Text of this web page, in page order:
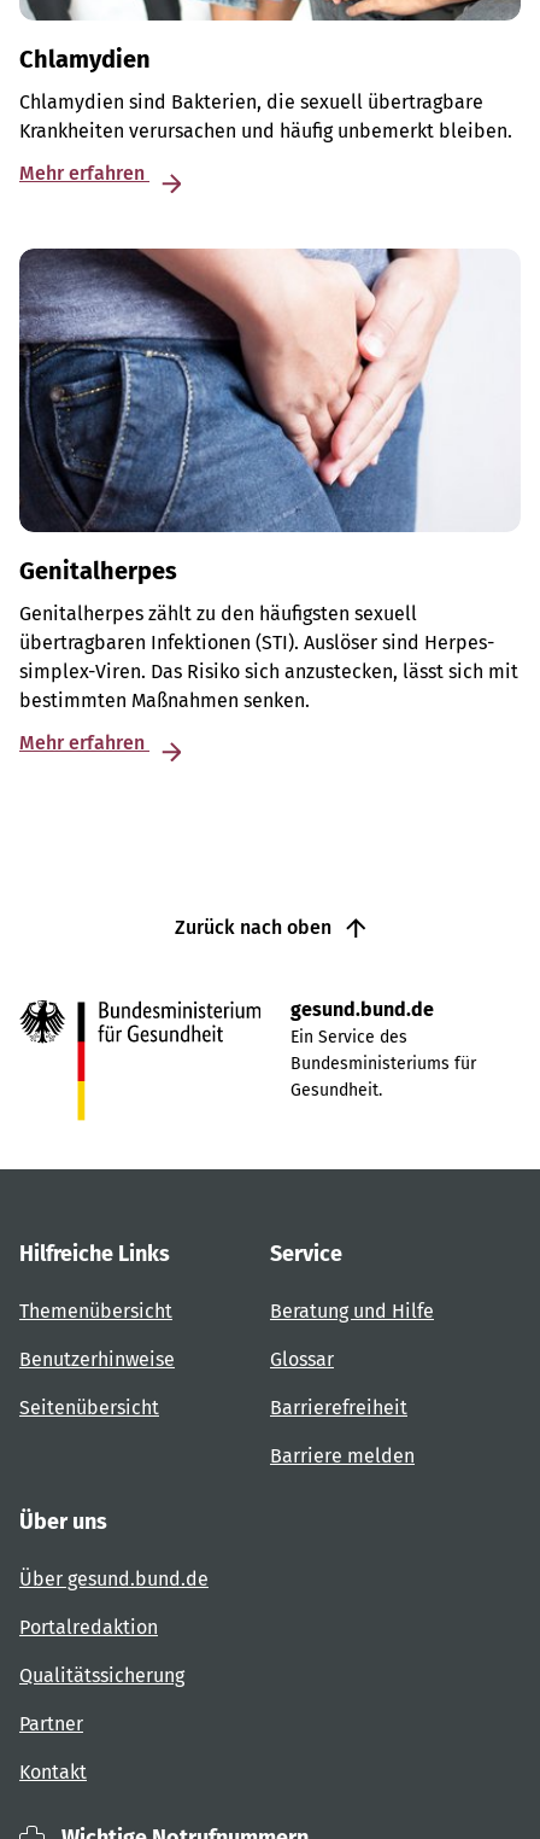
Chlamydien
Chlamydien sind Bakterien, die sexuell übertragbare
Krankheiten verursachen und häufig unbemerkt bleiben.
Mehr erfahren
Genitalherpes
Genitalherpes zählt zu den häufigsten sexuell
übertragbaren Infektionen (STI). Auslöser sind Herpes-
simplex-Viren. Das Risiko sich anzustecken, lässt sich mit
bestimmten Maßnahmen senken.
Mehr erfahren
Zurück nach oben
gesund.bund.de
Ein Service des
Bundesministeriums für
Gesundheit.
Hilfreiche Links
Themenübersicht
Benutzerhinweise
Seitenübersicht
Service
Beratung und Hilfe
Glossar
Barrierefreiheit
Barriere melden
Über uns
Über gesund.bund.de
Portalredaktion
Qualitätssicherung
Partner
Kontakt